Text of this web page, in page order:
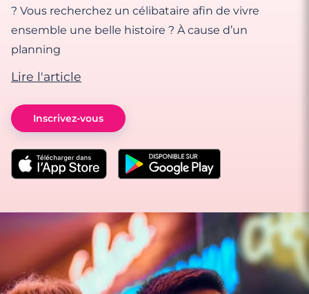
? Vous recherchez un célibataire afin de vivre
ensemble une belle histoire ? À cause d’un
planning
Lire l'article
Inscrivez-vous